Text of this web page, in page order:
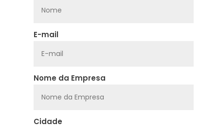
E-mail
Nome da Empresa
Cidade